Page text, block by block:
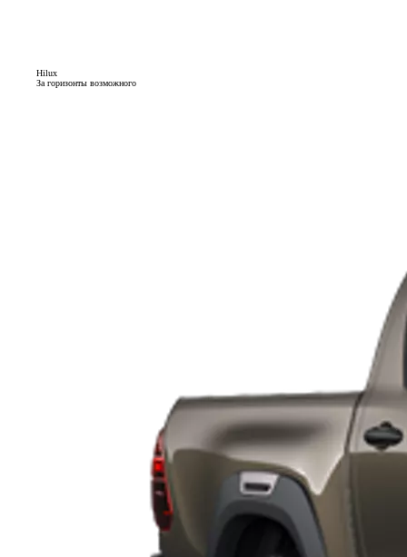
Hilux
За горизонты возможного